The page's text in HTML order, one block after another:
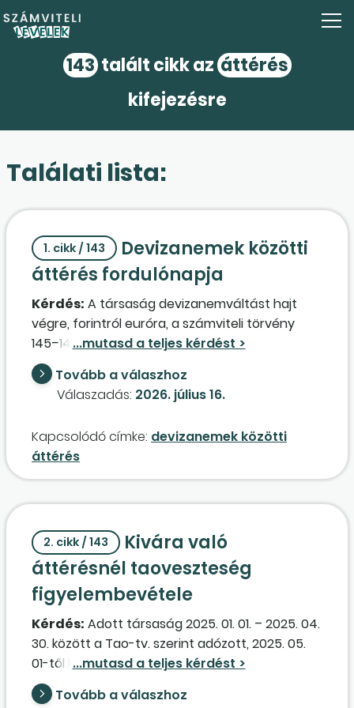
143talált cikk az áttérés
kifejezésre
Találati lista:
1. cikk / 143
Devizanemek közötti
áttérés fordulónapja
Kérdés: A társaság devizanemváltást hajt
végre, forintról euróra, a számviteli törvény
145–146. §-a alapján. Azáttérés napja az
üzleti év mérlegfordulónapja (2026.
szeptember 30.), és azáttérés
naptól (2026. október 1.) történik a
bejegyzés (létesítő okirat módosítása, jegyzett
tőke devizaneme) tekintetében mely dátum
tekintendő helyesnek: szeptember 30., mint a
mérlegfordulónap, vagy október 1., mint az új
Tovább a válaszhoz
Válaszadás: 2026. július 16.
Kapcsolódó címke: devizanemek közötti
áttérés
2. cikk / 143
Kivára való
áttérésnél taoveszteség
figyelembevétele
Kérdés: Adott társaság 2025. 01. 01. – 2025. 04.
30. között a Tao-tv. szerint adózott, 2025. 05.
01-től kivára tért át. A 2025. évi taós időszakát
veszteséggel zárta, ezt a veszteséget a
későbbi kivás időszakában elszámolhatja a kiva
Tovább a válaszhoz